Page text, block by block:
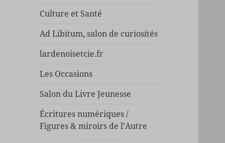
Culture et Santé
Ad Libitum, salon de curiosités
lardenoisetcie.fr
Les Occasions
Salon du Livre Jeunesse
Écritures numériques /
Figures & miroirs de l’Autre